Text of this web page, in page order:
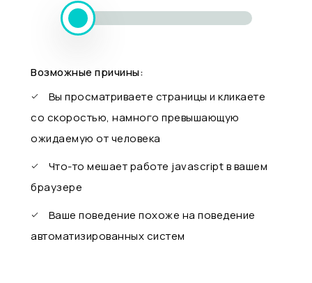
Возможные причины:
Вы просматриваете страницы и кликаете
со скоростью, намного превышающую
ожидаемую от человека
Что-то мешает работе javascript в вашем
браузере
Ваше поведение похоже на поведение
автоматизированных систем